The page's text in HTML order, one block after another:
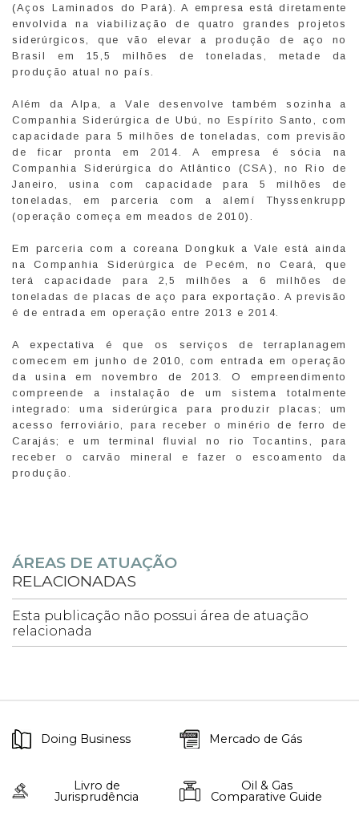
(Aços Laminados do Pará). A empresa está diretamente
envolvida na viabilização de quatro grandes projetos
siderúrgicos, que vão elevar a produção de aço no
Brasil em 15,5 milhões de toneladas, metade da
produção atual no país.
Além da Alpa, a Vale desenvolve também sozinha a
Companhia Siderúrgica de Ubú, no Espírito Santo, com
capacidade para 5 milhões de toneladas, com previsão
de ficar pronta em 2014. A empresa é sócia na
Companhia Siderúrgica do Atlântico (CSA), no Rio de
Janeiro, usina com capacidade para 5 milhões de
toneladas, em parceria com a alemí Thyssenkrupp
(operação começa em meados de 2010).
Em parceria com a coreana Dongkuk a Vale está ainda
na Companhia Siderúrgica de Pecém, no Ceará, que
terá capacidade para 2,5 milhões a 6 milhões de
toneladas de placas de aço para exportação. A previsão
é de entrada em operação entre 2013 e 2014.
A expectativa é que os serviços de terraplanagem
comecem em junho de 2010, com entrada em operação
da usina em novembro de 2013. O empreendimento
compreende a instalação de um sistema totalmente
integrado: uma siderúrgica para produzir placas; um
acesso ferroviário, para receber o minério de ferro de
Carajás; e um terminal fluvial no rio Tocantins, para
receber o carvão mineral e fazer o escoamento da
produção.
ÁREAS DE ATUAÇÃO
RELACIONADAS
Esta publicação não possui área de atuação
relacionada
Doing Business Mercado de Gás
Livro de
Jurisprudência
Oil & Gas
Comparative Guide